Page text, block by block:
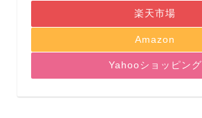
楽天市場
Amazon
Yahooショッピング